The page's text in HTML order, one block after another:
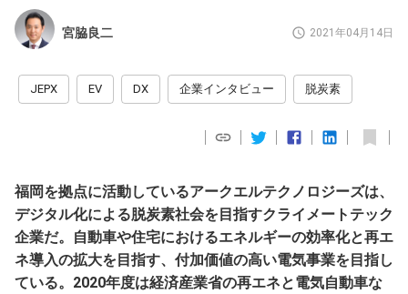
宮脇良二 2021年04月14日
JEPX EV DX 企業インタビュー 脱炭素
福岡を拠点に活動しているアークエルテクノロジーズは、
デジタル化による脱炭素社会を目指すクライメートテック
企業だ。自動車や住宅におけるエネルギーの効率化と再エ
ネ導入の拡大を目指す、付加価値の高い電気事業を目指し
ている。2020年度は経済産業省の再エネと電気自動車な